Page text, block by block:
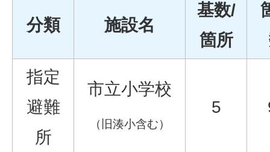
分類 施設名
基数/
箇所
指定
避難
所
市立小学校
（旧湊小含む）
5